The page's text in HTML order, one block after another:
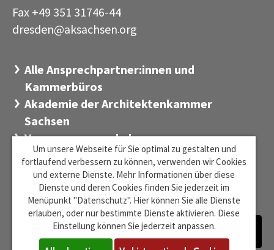
Fax +49 351 31746-44
dresden@aksachsen·org
Alle Ansprechpartner:innen und
Kammerbüros
Akademie der Architektenkammer
Sachsen
Versorgungswerk der
Architektenkammer Sachsen
Stiftung Sächsischer Architekten
Zentrum für Baukultur Sachsen
Um unsere Webseite für Sie optimal zu gestalten und
fortlaufend verbessern zu können, verwenden wir Cookies
und externe Dienste. Mehr Informationen über diese
Dienste und deren Cookies finden Sie jederzeit im
Menüpunkt "Datenschutz". Hier können Sie alle Dienste
erlauben, oder nur bestimmte Dienste aktivieren. Diese
Einstellung können Sie jederzeit anpassen.